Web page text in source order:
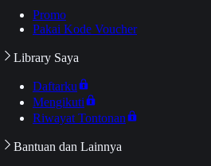
Promo
Pakai Kode Voucher
Library Saya
Daftarku
Mengikuti
Riwayat Tontonan
Bantuan dan Lainnya